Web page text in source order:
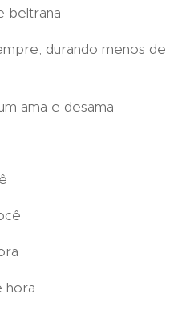
beltrana
durando menos de
ama e desama
hora